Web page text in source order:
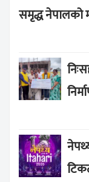
समृद्ध नेपालको